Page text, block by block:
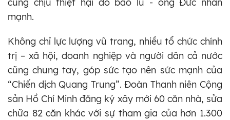
cũng chịu thiệt hại do bão lũ - ông Đức nhấn
mạnh.
Không chỉ lực lượng vũ trang, nhiều tổ chức chính
trị – xã hội, doanh nghiệp và người dân cả nước
cũng chung tay, góp sức tạo nên sức mạnh của
“Chiến dịch Quang Trung”. Đoàn Thanh niên Cộng
sản Hồ Chí Minh đăng ký xây mới 60 căn nhà, sửa
chữa 82 căn khác với sự tham gia của hơn 1.300